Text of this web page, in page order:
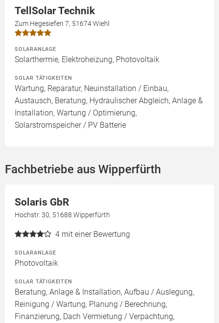
TellSolar Technik
Zum Hegesiefen 7, 51674 Wiehl
SOLARANLAGE
Solarthermie, Elektroheizung, Photovoltaik
SOLAR TÄTIGKEITEN
Wartung, Reparatur, Neuinstallation / Einbau,
Austausch, Beratung, Hydraulischer Abgleich, Anlage &
Installation, Wartung / Optimierung,
Solarstromspeicher / PV Batterie
Fachbetriebe aus Wipperfürth
Solaris GbR
Hochstr. 30, 51688 Wipperfürth
4 mit einer Bewertung
SOLARANLAGE
Photovoltaik
SOLAR TÄTIGKEITEN
Beratung, Anlage & Installation, Aufbau / Auslegung,
Reinigung / Wartung, Planung / Berechnung,
Finanzierung, Dach Vermietung / Verpachtung,